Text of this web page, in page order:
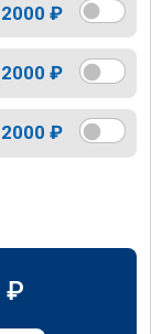
2000 ₽
2000 ₽
2000 ₽
₽